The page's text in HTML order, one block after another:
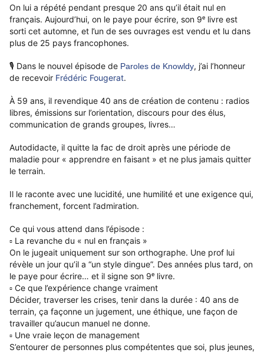
On lui a répété pendant presque 20 ans qu’il était nul en
français. Aujourd’hui, on le paye pour écrire, son 9ᵉ livre est
sorti cet automne, et l’un de ses ouvrages est vendu et lu dans
plus de 25 pays francophones.
🎙 Dans le nouvel épisode de Paroles de Knowldy, j’ai l’honneur
de recevoir Frédéric Fougerat.
À 59 ans, il revendique 40 ans de création de contenu : radios
libres, émissions sur l’orientation, discours pour des élus,
communication de grands groupes, livres…
Autodidacte, il quitte la fac de droit après une période de
maladie pour « apprendre en faisant » et ne plus jamais quitter
le terrain.
Il le raconte avec une lucidité, une humilité et une exigence qui,
franchement, forcent l’admiration.
Ce qui vous attend dans l’épisode :
▫️ La revanche du « nul en français »
On le jugeait uniquement sur son orthographe. Une prof lui
révèle un jour qu’il a “un style dingue”. Des années plus tard, on
le paye pour écrire… et il signe son 9ᵉ livre.
▫️ Ce que l’expérience change vraiment
Décider, traverser les crises, tenir dans la durée : 40 ans de
terrain, ça façonne un jugement, une éthique, une façon de
travailler qu’aucun manuel ne donne.
▫️ Une vraie leçon de management
S’entourer de personnes plus compétentes que soi, plus jeunes,